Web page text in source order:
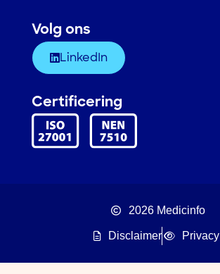
Volg ons
LinkedIn
Certificering
2026 Medicinfo
Disclaimer Privacy